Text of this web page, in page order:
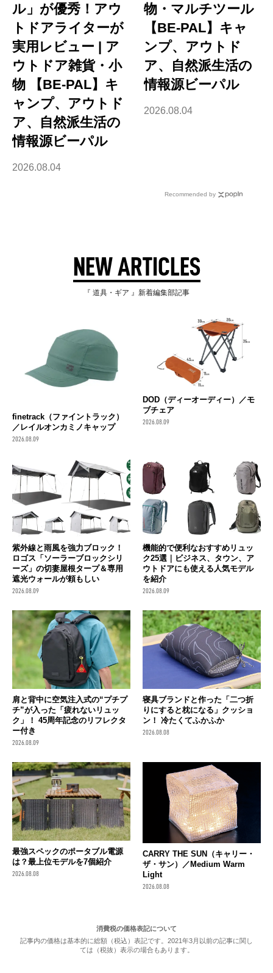
ル」が優秀！アウ
トドアライターが
実用レビュー | ア
ウトドア雑貨・小
物 【BE-PAL】キ
ャンプ、アウトド
ア、自然派生活の
情報源ビーパル
2026.08.04
物・マルチツール
【BE-PAL】キャ
ンプ、アウトド
ア、自然派生活の
情報源ビーパル
2026.08.04
Recommended by
NEW ARTICLES
『 道具・ギア 』新着編集部記事
finetrack（ファイントラック）
／レイルオンカミノキャップ
2026.08.09
DOD（ディーオーディー）／モ
ブチェア
2026.08.09
紫外線と雨風を強力ブロック！
ロゴス「ソーラーブロックシリ
ーズ」の切妻屋根タープ＆専用
遮光ウォールが頼もしい
2026.08.09
機能的で便利なおすすめリュッ
ク25選｜ビジネス、タウン、ア
ウトドアにも使える人気モデル
を紹介
2026.08.09
肩と背中に空気注入式の“プチプ
チ”が入った「疲れないリュッ
ク」！ 45周年記念のリフレクタ
ー付き
2026.08.09
寝具ブランドと作った「二つ折
りにすると枕になる」クッショ
ン！ 冷たくてふかふか
2026.08.08
最強スペックのポータブル電源
は？最上位モデルを7個紹介
2026.08.08
CARRY THE SUN（キャリー・
ザ・サン）／Medium Warm
Light
2026.08.08
消費税の価格表記について
記事内の価格は基本的に総額（税込）表記です。2021年3月以前の記事に関し
ては（税抜）表示の場合もあります。